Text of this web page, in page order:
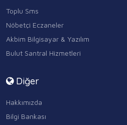
Toplu Sms
Nöbetçi Eczaneler
Akbim Bilgisayar & Yazılım
Bulut Santral Hizmetleri
Diğer
Hakkımızda
Bilgi Bankası